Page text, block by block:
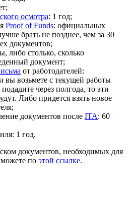
осмотра: 1 год;
Proof of Funds: официальных
брать не позднее, чем за 30
документов;
либо столько, сколько
документ;
от работодателей:
вы возьмете с текущей работы
через полгода, то эти
Либо придется взять новое
документов после ITA: 60
1 год.
документов, необходимых для
по этой ссылке.